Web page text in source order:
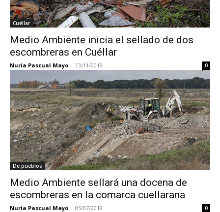
Cuéllar
Medio Ambiente inicia el sellado de dos
escombreras en Cuéllar
Nuria Pascual Mayo - 13/11/2019 0
De pueblos
Medio Ambiente sellará una docena de
escombreras en la comarca cuellarana
Nuria Pascual Mayo - 05/07/2019 0